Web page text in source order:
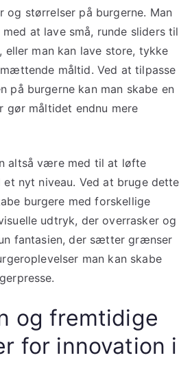
og størrelser på burgerne. Man
at lave små, runde sliders til
eller man kan lave store, tykke
måltid. Ved at tilpasse
på burgerne kan man skabe en
gør måltidet endnu mere
altså være med til at løfte
nyt niveau. Ved at bruge dette
burgere med forskellige
udtryk, der overrasker og
fantasien, der sætter grænser
man kan skabe
og fremtidige
for innovation i